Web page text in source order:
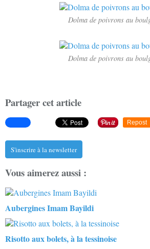
Dolma de poivrons au
Dolma de poivrons au
Partager cet article
Repost
S'inscrire à la newsletter
Vous aimerez aussi :
Aubergines Imam Bayildi
Risotto aux bolets, à la tessinoise